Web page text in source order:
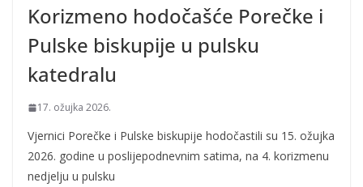
Korizmeno hodočašće Porečke i
Pulske biskupije u pulsku
katedralu
17. ožujka 2026.
Vjernici Porečke i Pulske biskupije hodočastili su 15. ožujka
2026. godine u poslijepodnevnim satima, na 4. korizmenu
nedjelju u pulsku